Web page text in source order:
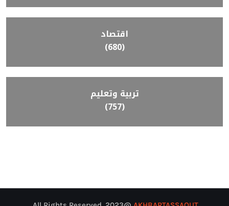
اقتصاد
(680)
تربية وتعليم
(757)